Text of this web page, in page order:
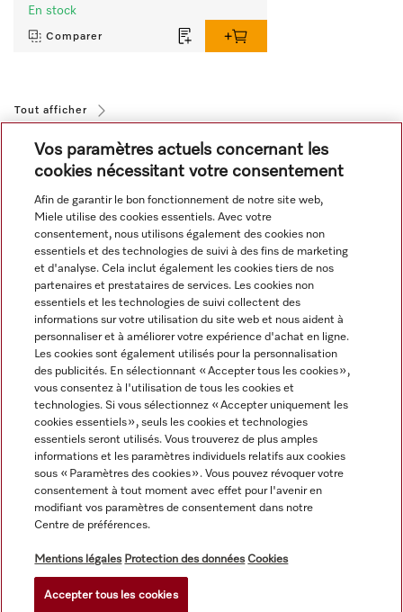
En stock
Comparer
Tout afficher
Navigation
Service
toujours sans matériel de décoration.
Vos paramètres actuels concernant les
cookies nécessitant votre consentement
Afin de garantir le bon fonctionnement de notre site web,
Miele utilise des cookies essentiels. Avec votre
consentement, nous utilisons également des cookies non
essentiels et des technologies de suivi à des fins de marketing
et d'analyse. Cela inclut également les cookies tiers de nos
partenaires et prestataires de services. Les cookies non
essentiels et les technologies de suivi collectent des
informations sur votre utilisation du site web et nous aident à
personnaliser et à améliorer votre expérience d'achat en ligne.
Les cookies sont également utilisés pour la personnalisation
des publicités. En sélectionnant « Accepter tous les cookies »,
vous consentez à l'utilisation de tous les cookies et
technologies. Si vous sélectionnez « Accepter uniquement les
cookies essentiels », seuls les cookies et technologies
essentiels seront utilisés. Vous trouverez de plus amples
informations et les paramètres individuels relatifs aux cookies
sous « Paramètres des cookies ». Vous pouvez révoquer votre
consentement à tout moment avec effet pour l'avenir en
modifiant vos paramètres de consentement dans notre
Centre de préférences.
Mentions légales Protection des données Cookies
Accepter tous les cookies